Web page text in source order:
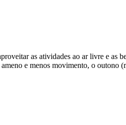
as atividades ao ar livre e as
e menos movimento, o